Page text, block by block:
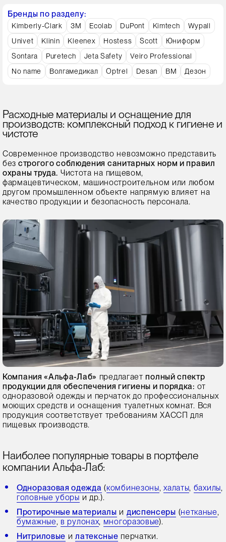
Бренды по разделу:
Kimberly-Clark 3M Ecolab DuPont Kimtech
Wypall
Univet
Klinin Kleenex Hostess Scott
Юниформ
Sontara
Puretech Jeta Safety
Veiro Professional
No name
Волгамедикал Optrel Desan ВМ Дезон
Расходные материалы и оснащение для
производств: комплексный подход к гигиене и
чистоте
Современное производство невозможно представить
без строгого соблюдения санитарных норм и правил
охраны труда. Чистота на пищевом,
фармацевтическом, машиностроительном или любом
другом промышленном объекте напрямую влияет на
качество продукции и безопасность персонала.
Компания «Альфа-Лаб» предлагаетполный спектр
продукции для обеспечения гигиены и порядка: от
одноразовой одежды и перчаток до профессиональных
моющих средств и оснащения туалетных комнат. Вся
продукция соответствует требованиям ХАССП для
пищевых производств.
Наиболее популярные товары в портфеле
компании Альфа-Лаб:
Одноразовая одежда (комбинезоны,халаты, бахилы,
головные уборы и др.).
Протирочные материалы и диспенсеры (нетканые,
бумажные, в рулонах, многоразовые).
Нитриловые илатексные перчатки.